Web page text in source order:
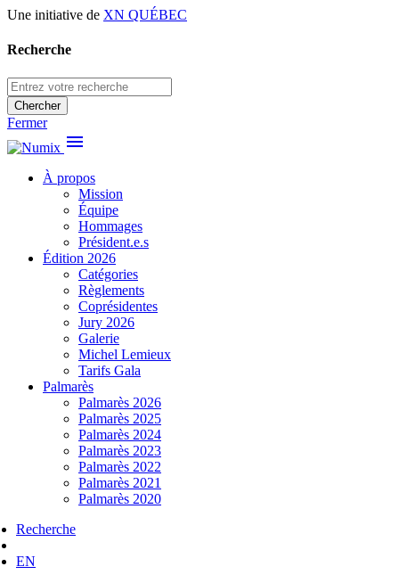
Une initiative de XN QUÉBEC
Recherche
Chercher
Fermer
menu
À propos
Mission
Équipe
Hommages
Président.e.s
Édition 2026
Catégories
Règlements
Coprésidentes
Jury 2026
Galerie
Michel Lemieux
Tarifs Gala
Palmarès
Palmarès 2026
Palmarès 2025
Palmarès 2024
Palmarès 2023
Palmarès 2022
Palmarès 2021
Palmarès 2020
Recherche
EN